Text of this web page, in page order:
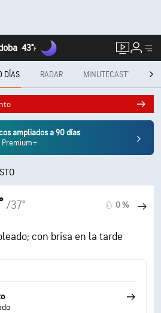
43°F
DÍAS RADAR MINUTECAST®
ampliados a 90 días
/37° 0 %
con brisa en la tarde